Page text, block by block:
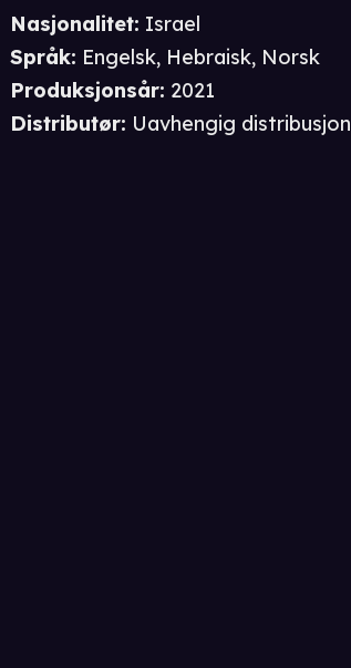
Nasjonalitet: Israel
Språk: Engelsk, Hebraisk, Norsk
Produksjonsår: 2021
Distributør: Uavhengig distribusjon